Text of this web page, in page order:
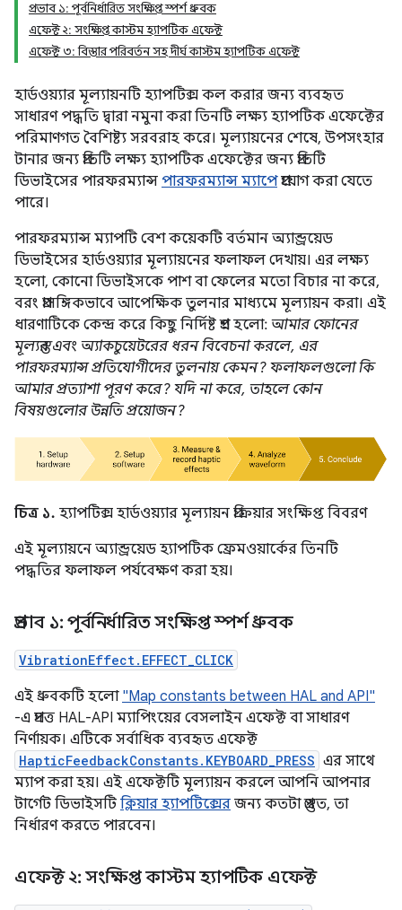
প্রভাব ১: পূর্বনির্ধারিত সংক্ষিপ্ত স্পর্শ ধ্রুবক
এফেক্ট ২: সংক্ষিপ্ত কাস্টম হ্যাপটিক এফেক্ট
এফেক্ট ৩: বিস্তার পরিবর্তন সহ দীর্ঘ কাস্টম হ্যাপটিক এফেক্ট
হার্ডওয়্যার মূল্যায়নটি হ্যাপটিক্স কল করার জন্য ব্যবহৃত
সাধারণ পদ্ধতি দ্বারা নমুনা করা তিনটি লক্ষ্য হ্যাপটিক এফেক্টের
পরিমাণগত বৈশিষ্ট্য সরবরাহ করে। মূল্যায়নের শেষে, উপসংহার
টানার জন্য প্রতিটি লক্ষ্য হ্যাপটিক এফেক্টের জন্য প্রতিটি
ডিভাইসের পারফরম্যান্স পারফরম্যান্স ম্যাপেপ্রয়োগ করা যেতে
পারে।
পারফরম্যান্স ম্যাপটি বেশ কয়েকটি বর্তমান অ্যান্ড্রয়েড
ডিভাইসের হার্ডওয়্যার মূল্যায়নের ফলাফল দেখায়। এর লক্ষ্য
হলো, কোনো ডিভাইসকে পাশ বা ফেলের মতো বিচার না করে,
বরং প্রাসঙ্গিকভাবে আপেক্ষিক তুলনার মাধ্যমে মূল্যায়ন করা। এই
ধারণাটিকে কেন্দ্র করে কিছু নির্দিষ্ট প্রশ্ন হলো: আমার ফোনের
মূল্যস্তর এবং অ্যাকচুয়েটরের ধরন বিবেচনা করলে, এর
পারফরম্যান্স প্রতিযোগীদের তুলনায় কেমন? ফলাফলগুলো কি
আমার প্রত্যাশা পূরণ করে? যদি না করে, তাহলে কোন
বিষয়গুলোর উন্নতি প্রয়োজন?
চিত্র ১. হ্যাপটিক্স হার্ডওয়্যার মূল্যায়ন প্রক্রিয়ার সংক্ষিপ্ত বিবরণ
এই মূল্যায়নে অ্যান্ড্রয়েড হ্যাপটিক ফ্রেমওয়ার্কের তিনটি
পদ্ধতির ফলাফল পর্যবেক্ষণ করা হয়।
প্রভাব ১: পূর্বনির্ধারিত সংক্ষিপ্ত স্পর্শ ধ্রুবক
VibrationEffect.EFFECT_CLICK
এই ধ্রুবকটি হলো "Map constants between HAL and API"
-এ প্রদত্ত HAL-API ম্যাপিংয়ের বেসলাইন এফেক্ট বা সাধারণ
নির্ণায়ক। এটিকে সর্বাধিক ব্যবহৃত এফেক্ট
HapticFeedbackConstants.KEYBOARD_PRESS এর সাথে
ম্যাপ করা হয়। এই এফেক্টটি মূল্যায়ন করলে আপনি আপনার
টার্গেট ডিভাইসটি ক্লিয়ার হ্যাপটিক্সের জন্য কতটা প্রস্তুত, তা
নির্ধারণ করতে পারবেন।
এফেক্ট ২: সংক্ষিপ্ত কাস্টম হ্যাপটিক এফেক্ট